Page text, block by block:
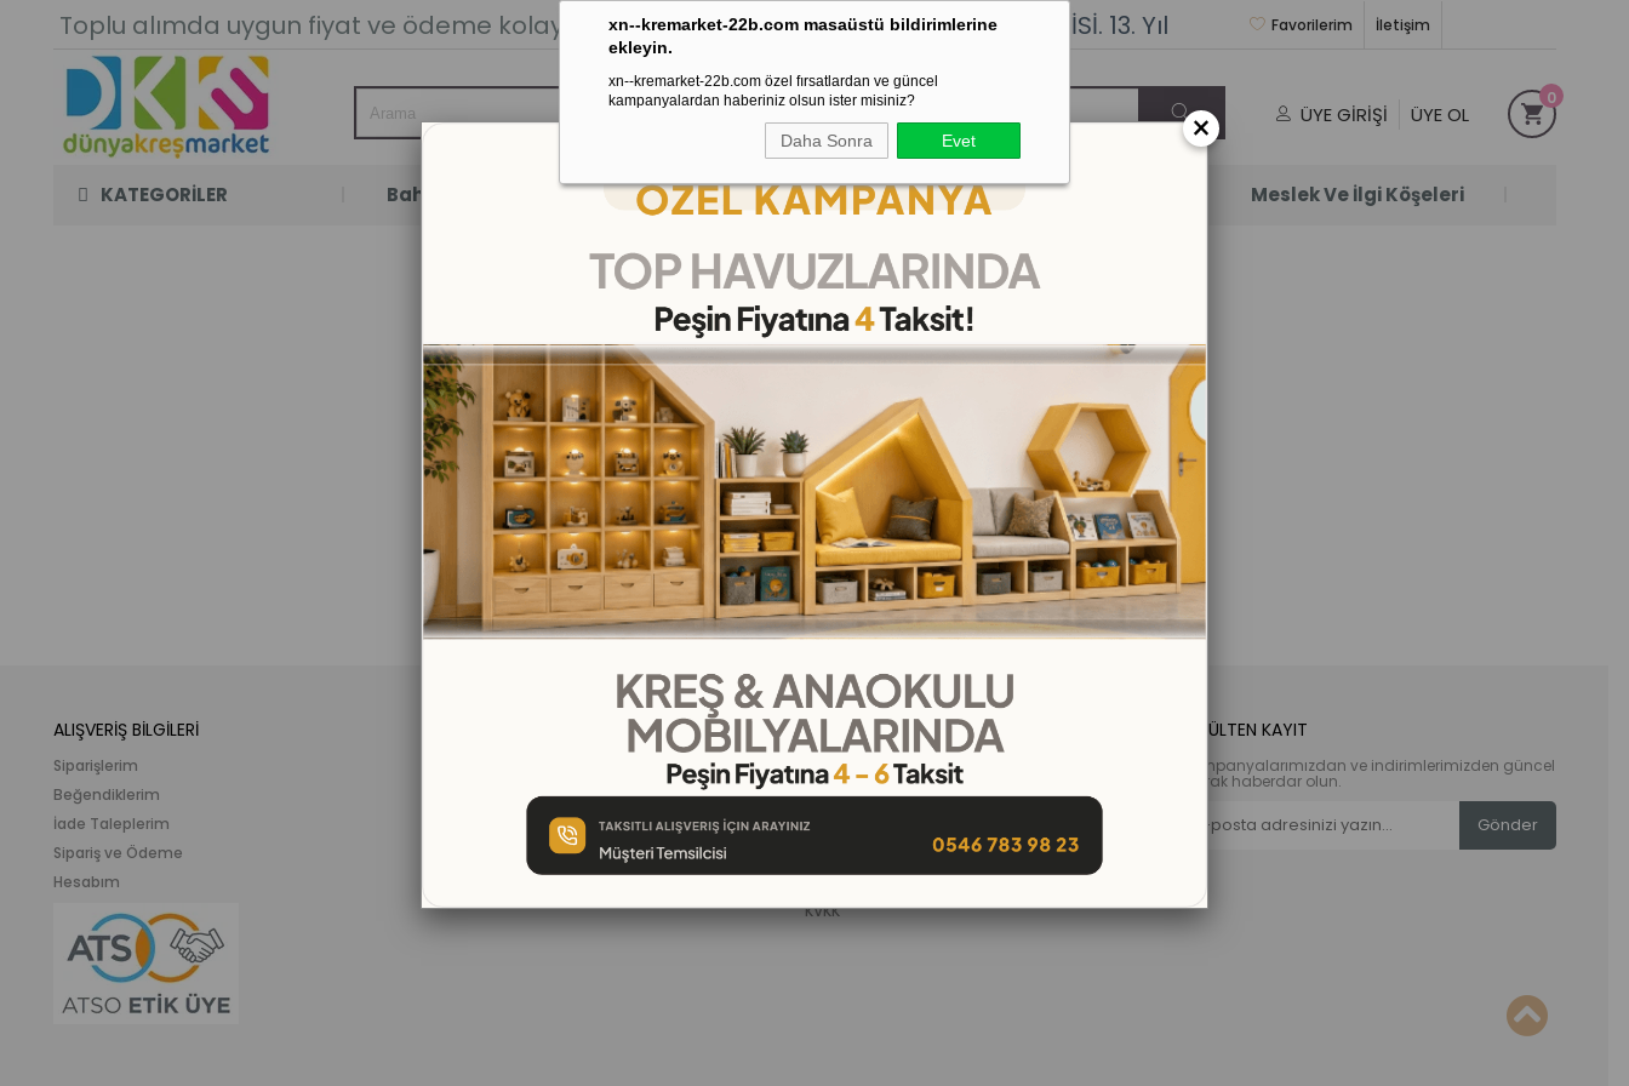
xn--kremarket-22b.com masaüstü bildirimlerine
ekleyin.
xn--kremarket-22b.com özel fırsatlardan ve güncel
kampanyalardan haberiniz olsun ister misiniz?
Daha Sonra Evet
Toplu alımda uygun fiyat ve ödeme kolaylığı. Stoktan Gönderim.% 100İADEGARANTİSİ. 13. Yıl İletişim
Favorilerim
ÜYE GIRIŞI ÜYE OL
0
KATEGORİLER Bahçe Oyun Odası Kaydırak Salıncak Tahterevalli Çok Satanlar Meslek Ve İlgi Köşeleri
ALIŞVERİŞ BİLGİLERİ
Siparişlerim
Beğendiklerim
İade Taleplerim
Sipariş ve Ödeme
Hesabım
Meslek ve İlgi Köşeleri
Eğitici Plastik Oyuncak
KURUMSAL
Hakkımızda
İletişim
Banka Hesap Numaraları
Gizlilik ve Güvenlik
Garanti ve İade
KVKK
E-BÜLTEN KAYIT
Kampanyalarımızdan ve indirimlerimizden güncel
olarak haberdar olun.
Gönder
×